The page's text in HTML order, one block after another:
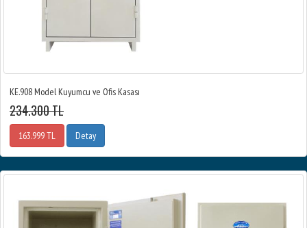
KE.908 Model Kuyumcu ve Ofis Kasası
234.300 TL
163.999 TL Detay